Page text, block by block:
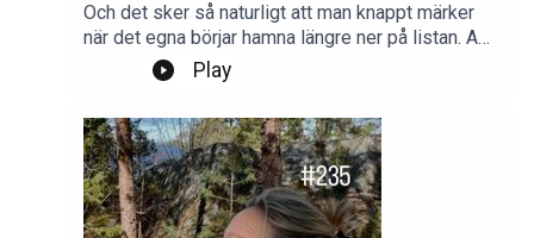
Och det sker så naturligt att man knappt märker
när det egna börjar hamna längre ner på listan. Av
vana. Av kärlek.Jag blir påmind om att
egenomsorg inte är en lyx. Det är en
nödvändighet.Foto: PrivatProduktion, redigering
och klipp: Heli BrewitzMusik: Lic. NEO
SoundsKontakt podcast:
jagarmodig@gmail.comFölj oss:
instagram.com/jagarmodig/
Play